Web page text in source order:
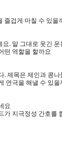
즐겁게 마칠 수 있을
. 말 그대로 웃긴
떤 역할을 할까요
제목은 제인과 콩
연극을 해낼 수 있을
요
가 지극정성 간호를